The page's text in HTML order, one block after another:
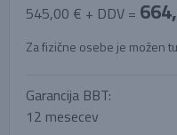
545,00 € + DDV =
Za fizične osebe je možen
Garancija BBT:
12 mesecev